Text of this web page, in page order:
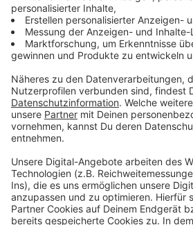
Die Meldung der Stadt
Die Arbeiten für das
November 2020 gestartet
Der AD-Verkehrsservice auf
Infos zum Stadtteil Eller
Infos zum Stadtteil Vennhausen